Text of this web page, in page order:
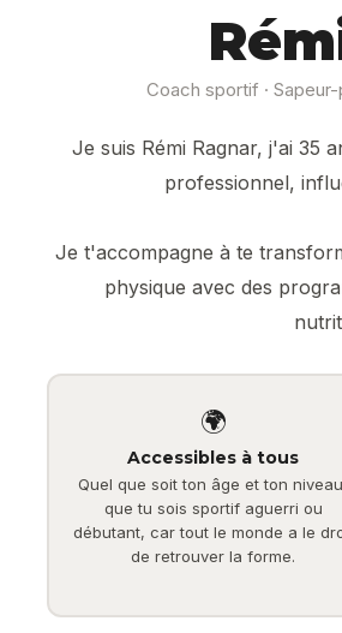
Coach sportif ·
Je suis Rémi Ragnar, j'ai 35
professionnel,
Je t'accompagne à te
physique avec des
🌍
Accessibles à tous
Quel que soit ton âge et ton
que tu sois sportif aguerri ou
débutant, car tout le monde a le
de retrouver la forme.